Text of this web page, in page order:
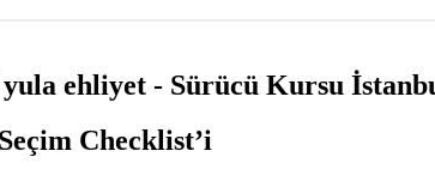
Checklist’i